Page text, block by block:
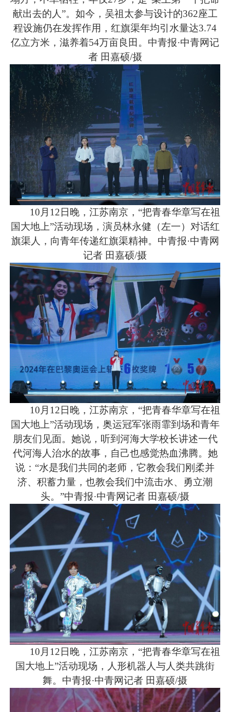
献出去的人”。如今，吴祖太参与设计的362座工
程设施仍在发挥作用，红旗渠年均引水量达3.74
亿立方米，滋养着54万亩良田。中青报·中青网记
者 田嘉硕/摄
10月12日晚，江苏南京，“把青春华章写在祖
国大地上”活动现场，演员林永健（左一）对话红
旗渠人，向青年传递红旗渠精神。中青报·中青网
记者 田嘉硕/摄
10月12日晚，江苏南京，“把青春华章写在祖
国大地上”活动现场，奥运冠军张雨霏到场和青年
朋友们见面。她说，听到河海大学校长讲述一代
代河海人治水的故事，自己也感觉热血沸腾。她
说：“水是我们共同的老师，它教会我们刚柔并
济、积蓄力量，也教会我们中流击水、勇立潮
头。”中青报·中青网记者 田嘉硕/摄
10月12日晚，江苏南京，“把青春华章写在祖
国大地上”活动现场，人形机器人与人类共跳街
舞。中青报·中青网记者 田嘉硕/摄